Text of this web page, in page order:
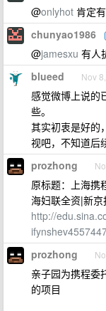
@onlyhot 肯定
chunyao1986
@jamesxu 有人
blueed Nov
感觉微博上说的
些。
其实初衷是好的
视吧，不知道后
prozhong
原标题：上海携
海妇联全资|新京
http://
prozhong
亲子园为携程委
的项目